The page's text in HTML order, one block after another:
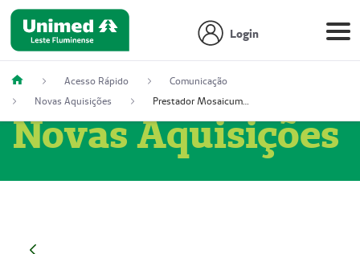
Login
Acesso Rápido
Comunicação
Novas Aquisições
Prestador Mosaicum Espaço Clínico Ltda (51004352-0)
Novas Aquisições